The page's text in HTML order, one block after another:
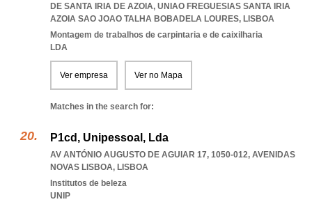
DE SANTA IRIA DE AZOIA, UNIAO FREGUESIAS SANTA IRIA
AZOIA SAO JOAO TALHA BOBADELA LOURES, LISBOA
Montagem de trabalhos de carpintaria e de caixilharia
LDA
Ver empresa Ver no Mapa
Matches in the search for:
P1cd, Unipessoal, Lda
AV ANTÓNIO AUGUSTO DE AGUIAR 17, 1050-012, AVENIDAS
NOVAS LISBOA, LISBOA
Institutos de beleza
UNIP